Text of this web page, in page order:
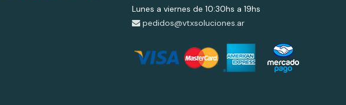
Lunes a viernes de 10:30hs a 19hs
pedidos@vtxsoluciones.ar